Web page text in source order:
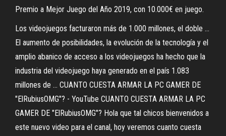
Premio a Mejor Juego del Año 2019, con 10.000€ en juego.
Los videojuegos facturaron más de 1.000 millones, el doble ...
El aumento de posibilidades, la evolución de la tecnología y el
amplio abanico de acceso a los videojuegos ha hecho que la
industria del videojuego haya generado en el país 1.083
millones de ... CUANTO CUESTA ARMAR LA PC GAMER DE
"ElRubiusOMG"? - YouTube CUANTO CUESTA ARMAR LA PC
GAMER DE "ElRubiusOMG"? Hola que tal chicos bienvenidos a
este nuevo video para el canal, hoy veremos cuanto cuesta